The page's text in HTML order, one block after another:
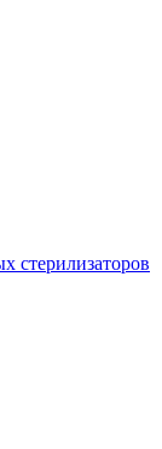
стерилизаторов